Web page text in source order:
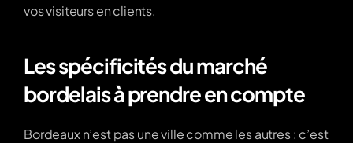
vos visiteurs en clients.
Les spécificités du marché
bordelais à prendre en compte
Bordeaux n’est pas une ville comme les autres : c’est